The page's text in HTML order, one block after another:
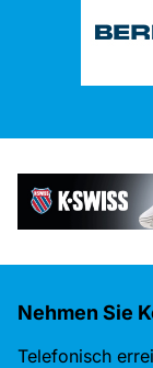
Nehmen Sie
Telefonisch